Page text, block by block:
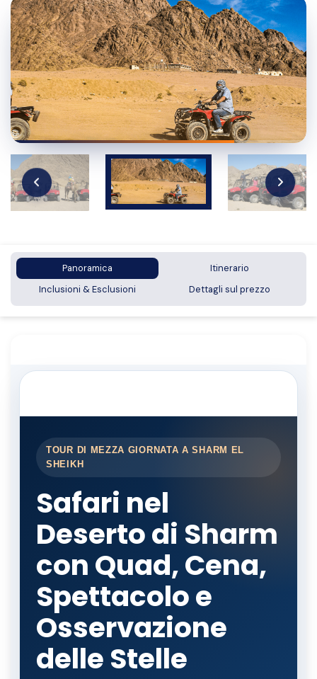
Panoramica
Itinerario
Inclusioni & Esclusioni
Dettagli sul prezzo
TOUR DI MEZZA GIORNATA A SHARM EL
SHEIKH
Safari nel
Deserto di Sharm
con Quad, Cena,
Spettacolo e
Osservazione
delle Stelle